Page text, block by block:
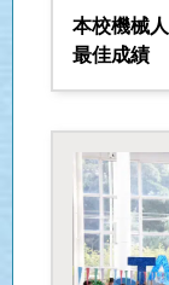
本校機械
最佳成績